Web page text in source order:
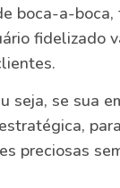
boca-a-
fidelizado
seja, se sua
preciosas